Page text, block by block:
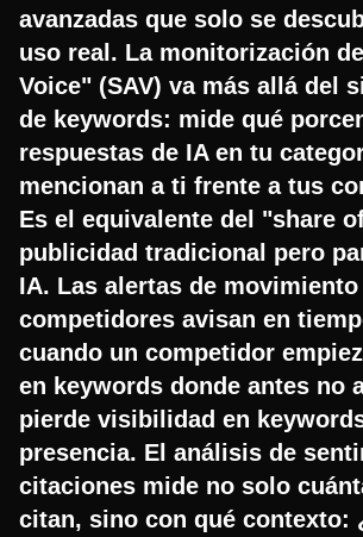
avanzadas que solo se
uso real. La monitorización
Voice" (SAV) va más allá del
de keywords: mide qué
respuestas de IA en tu
mencionan a ti frente a tus
Es el equivalente del "share
publicidad tradicional pero
IA. Las alertas de movimiento
competidores avisan en
cuando un competidor
en keywords donde antes no
pierde visibilidad en
presencia. El análisis de
citaciones mide no solo
citan, sino con qué contexto: